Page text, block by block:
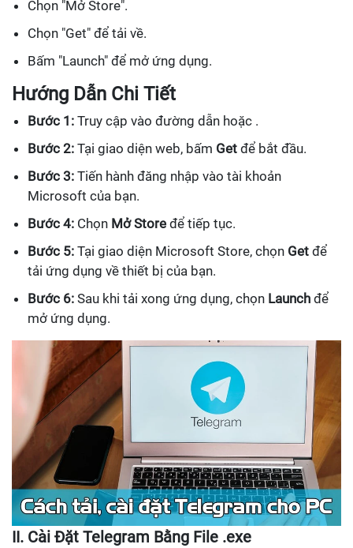
Chọn "Mở Store".
Chọn "Get" để tải về.
Bấm "Launch" để mở ứng dụng.
Hướng Dẫn Chi Tiết
Bước 1: Truy cập vào đường dẫn hoặc .
Bước 2: Tại giao diện web, bấm Get để bắt đầu.
Bước 3: Tiến hành đăng nhập vào tài khoản
Microsoft của bạn.
Bước 4: Chọn Mở Store để tiếp tục.
Bước 5: Tại giao diện Microsoft Store, chọn Get để
tải ứng dụng về thiết bị của bạn.
Bước 6: Sau khi tải xong ứng dụng, chọn Launch để
mở ứng dụng.
II. Cài Đặt Telegram Bằng File .exe